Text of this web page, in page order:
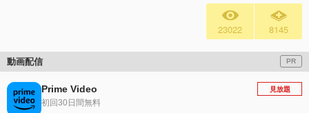
23022 8145
動画配信 PR
Prime Video
初回30日間無料
見放題